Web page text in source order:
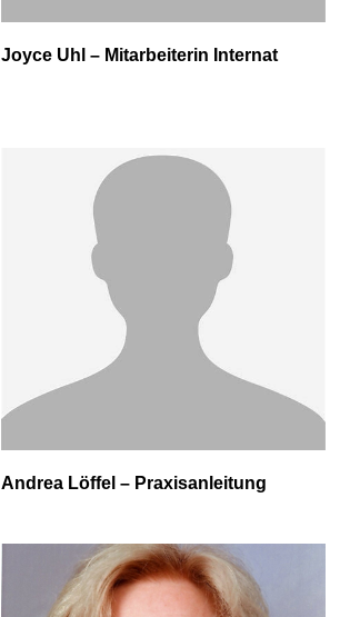
Joyce Uhl – Mitarbeiterin Internat
Andrea Löffel – Praxisanleitung